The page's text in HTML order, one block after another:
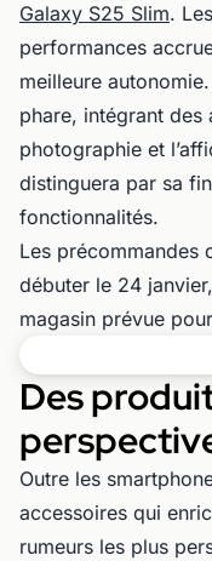
Galaxy S25 Slim.
performances
meilleure
phare, intégrant des
photographie et
distinguera par sa
fonctionnalités.
Les précommandes
débuter le 24
magasin prévue
Des
Outre les
accessoires qui
rumeurs les plus